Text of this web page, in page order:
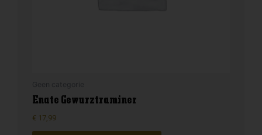
Enate Gewurztraminer
€ 17,99